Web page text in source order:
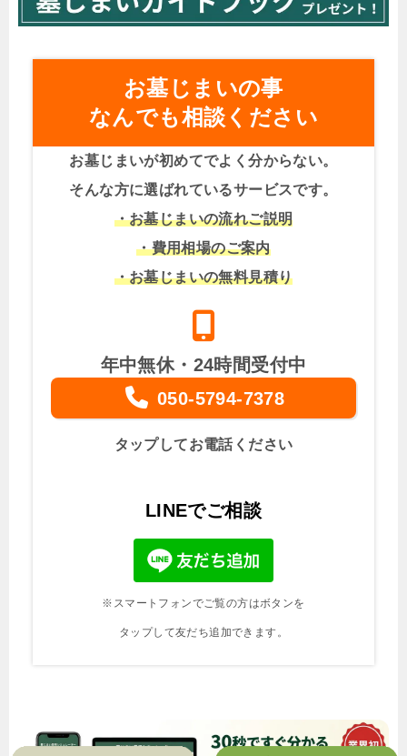
お墓じまいの事
なんでも相談ください
お墓じまいが初めてでよく分からない。
そんな方に選ばれているサービスです。
・お墓じまいの流れご説明
・費用相場のご案内
・お墓じまいの無料見積り
年中無休・24時間受付中
050-5794-7378
タップしてお電話ください
LINEでご相談
※スマートフォンでご覧の方はボタンを
タップして友だち追加できます。